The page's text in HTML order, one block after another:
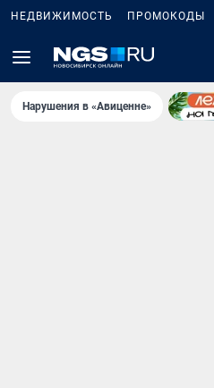
НЕДВИЖИМОСТЬ ПРОМОКОДЫ
Нарушения в «Авиценне»